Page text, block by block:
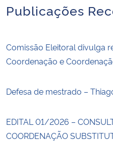
Publicações
Comissão Eleitoral divulga
Coordenação e
Defesa de mestrado –
EDITAL 01/2026 –
COORDENAÇÃO